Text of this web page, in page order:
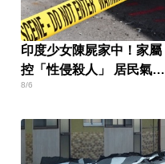
印度少女陳屍家中！家屬
控「性侵殺人」 居民氣炸
怒封國道
8/6